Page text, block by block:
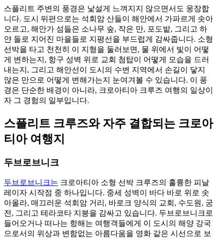
스플리트 주변의 풍경은 낯설게 느껴지지 않으면서도 웅장합
니다. 도시 뒤편으로는 석회암 산들이 해안에서 가파르게 솟아
오르고, 해안가 섬들은 소나무 숲, 작은 만, 포도밭, 그리고 하
얀 돌로 지어진 마을들로 지평선을 부드럽게 감싸줍니다. 소형
선박을 타고 천천히 이 지형을 둘러보면, 물 위에서 빛이 어떻
게 변하는지, 항구 성벽 위로 교회 첨탑이 어떻게 모습을 드러
내는지, 그리고 해안선이 도시의 수변 지역에서 손길이 닿지
않은 만으로 어떻게 변해가는지 눈여겨볼 수 있습니다. 이 풍
경은 단순한 배경이 아니라, 크로아티아 크루즈 여행의 일상이
자 그 경험의 일부입니다.
스플리트 크루즈와 자주 결합되는 크로아
티아 여행지
두브로브니크
두브로브니크는 크로아티아 소형 선박 크루즈의 훌륭한 피날
레이자 시작점 중 하나입니다. 중세 성벽이 바다 바로 위로 솟
아올라, 매끄러운 석회암 거리, 바로크 양식의 교회, 수도원, 궁
전, 그리고 테라코타 지붕을 감싸고 있습니다. 두브로브니크로
들어오거나 떠나는 항해는 여행객들에게 이 도시의 해양 강국
으로서의 위상과 변함없는 아름다움을 영화 같은 시선으로 보